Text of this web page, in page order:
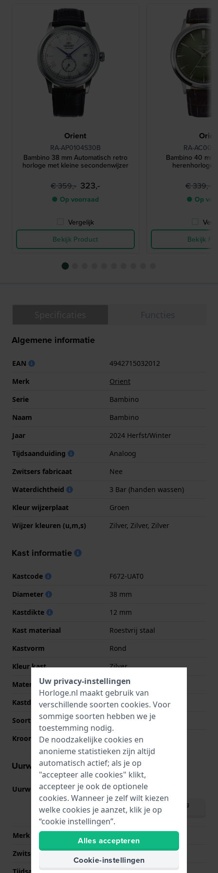
Orient
RA-AP0104S30B
Bambino 38 mm Automatisch retro
horloge met kleine secondenwijzer
€ 359,- 323,-
● Op voorraad
Vergelijk
Bekijk Product
RA-
Bambino 40 mm
herenhorloge
€ 339,-
● Op
Bekijk
Algemene informatie
EAN
4942715032012
Merk
Orient
Serie
Bambino
Naam
Bambino
Jaar
2024 Herfst/Winter
Tijdsaanduiding
Analoog
Zwitsers fabricaat
Nee
Waterdichtheid
3 Bar (handen wassen)
Kleur wijzerplaat
Groen
Wijzer kleuren (u,m,s)
Zilver, Zilver, Zilver
Kast informatie
Kastcode
F672-UAT0
Diameter
38 mm
Kastdikte
12 mm
Kast materiaal
Roestvrij staal
Kastvorm
Rond
Kleur kast
Zilver
Materiaal kastdeksel
Roestvrij staal
Kastdeksel
Doorzichtig
Soort glas
Mineraal
Kroon
Trek kroon
Uurwerk informatie
Uurwerk nr. F6724(Bekijk specificaties
Download handleiding
(English)
Merk uurwerk
Zwitsers uurwerk
Nee
Uw privacy-instellingen
Horloge.nl maakt gebruik van
verschillende soorten cookies. Voor
sommige soorten hebben we je
toestemming nodig.
De noodzakelijke cookies en
anonieme statistieken zijn altijd
automatisch actief; als je op
"accepteer alle cookies" klikt,
accepteer je ook de optionele
cookies. Wanneer je zelf wilt kiezen
welke cookies je aanzet, klik je op
“cookie instellingen”.
Alles accepteren
Cookie-instellingen